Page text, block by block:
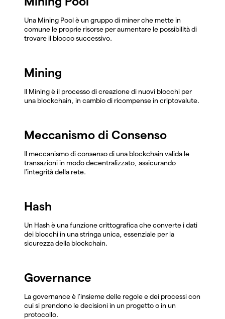
Una Mining Pool è un gruppo di miner che mette in
comune le proprie risorse per aumentare le possibilità di
trovare il blocco successivo.
Mining
Il Mining è il processo di creazione di nuovi blocchi per
una blockchain, in cambio di ricompense in criptovalute.
Meccanismo di Consenso
Il meccanismo di consenso di una blockchain valida le
transazioni in modo decentralizzato, assicurando
l'integrità della rete.
Hash
Un Hash è una funzione crittografica che converte i dati
dei blocchi in una stringa unica, essenziale per la
sicurezza della blockchain.
Governance
La governance è l'insieme delle regole e dei processi con
cui si prendono le decisioni in un progetto o in un
protocollo.